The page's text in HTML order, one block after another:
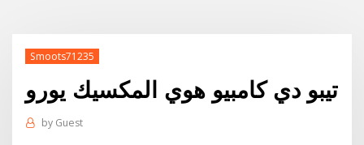
Smoots71235
تيبو دي كامبيو هوي المكسيك يورو
by Guest